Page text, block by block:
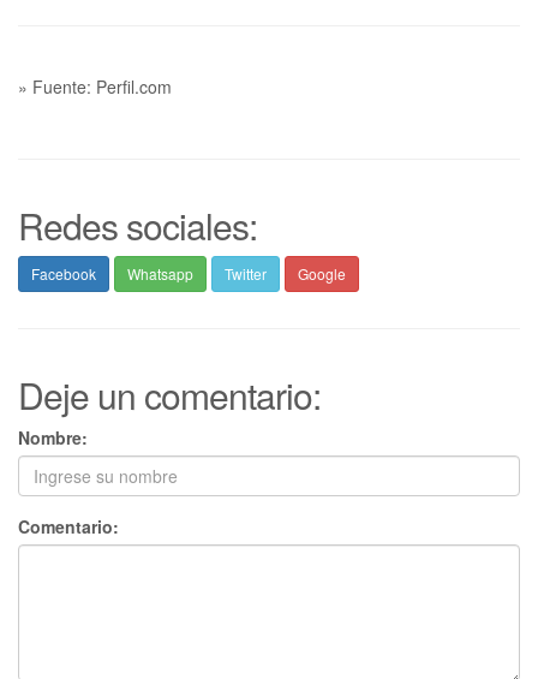
» Fuente: Perfil.com
Redes sociales:
Facebook Whatsapp Twitter Google
Deje un comentario:
Nombre:
Comentario: